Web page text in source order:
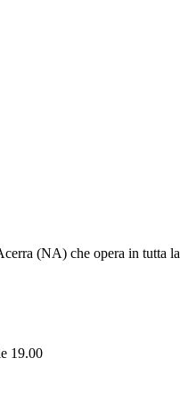
(NA) che opera in tutta la
19.00